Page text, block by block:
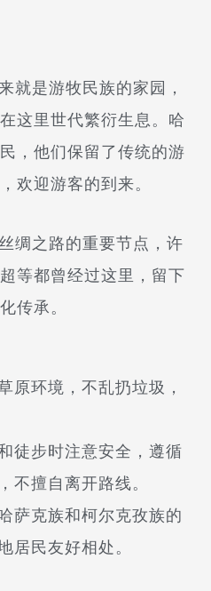
就是游牧民族的家园，
这里世代繁衍生息。哈
，他们保留了传统的游
欢迎游客的到来。
绸之路的重要节点，许
等都曾经过这里，留下
传承。
原环境，不乱扔垃圾，
徒步时注意安全，遵循
不擅自离开路线。
萨克族和柯尔克孜族的
居民友好相处。